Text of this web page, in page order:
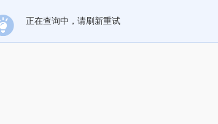
正在查询中，请刷新重试